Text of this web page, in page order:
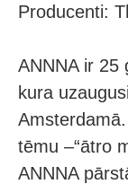
Producenti:
ANNNA ir 25
kura
tēmu –“ātro
ANNNA